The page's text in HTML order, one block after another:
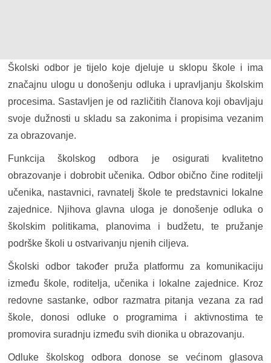
Školski odbor je tijelo koje djeluje u sklopu škole i ima
značajnu ulogu u donošenju odluka i upravljanju školskim
procesima. Sastavljen je od različitih članova koji obavljaju
svoje dužnosti u skladu sa zakonima i propisima vezanim
za obrazovanje.
Funkcija školskog odbora je osigurati kvalitetno
obrazovanje i dobrobit učenika. Odbor obično čine roditelji
učenika, nastavnici, ravnatelj škole te predstavnici lokalne
zajednice. Njihova glavna uloga je donošenje odluka o
školskim politikama, planovima i budžetu, te pružanje
podrške školi u ostvarivanju njenih ciljeva.
Školski odbor također pruža platformu za komunikaciju
između škole, roditelja, učenika i lokalne zajednice. Kroz
redovne sastanke, odbor razmatra pitanja vezana za rad
škole, donosi odluke o programima i aktivnostima te
promovira suradnju između svih dionika u obrazovanju.
Odluke školskog odbora donose se većinom glasova